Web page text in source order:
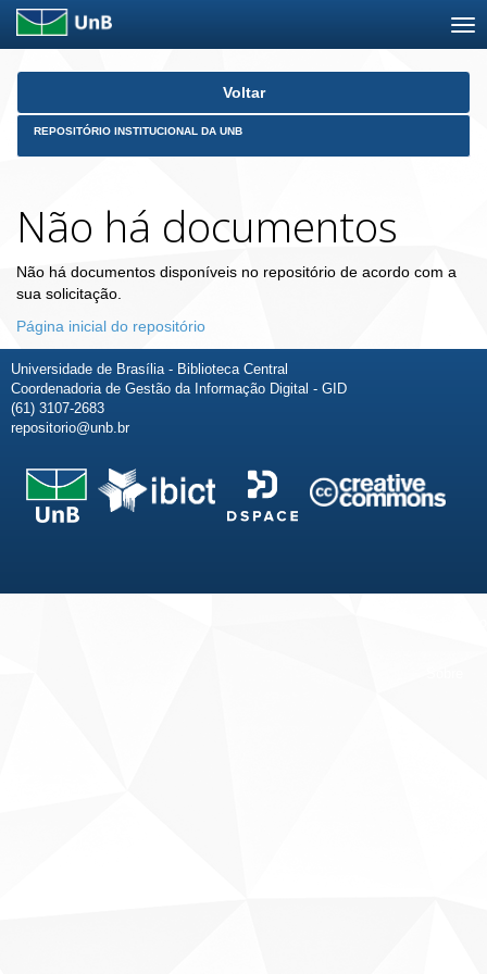
Skip
Voltar
REPOSITÓRIO INSTITUCIONAL DA UNB
Não há documentos
Não há documentos disponíveis no repositório de acordo com a
sua solicitação.
Página inicial do repositório
Universidade de Brasília - Biblioteca Central
Coordenadoria de Gestão da Informação Digital - GID
(61) 3107-2683
repositorio@unb.br